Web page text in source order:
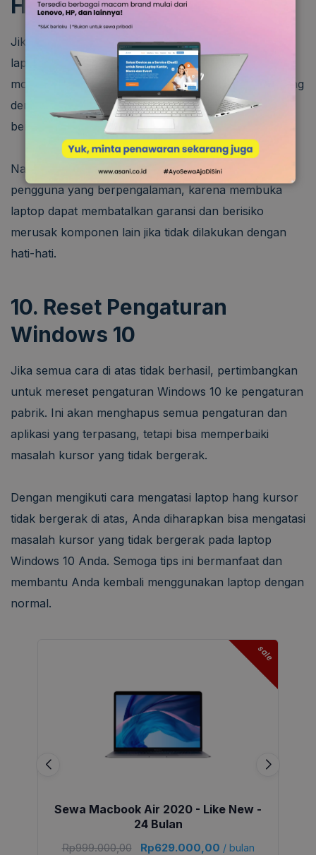
Hardware
Jika Anda merasa nyaman dengan membuka casing
laptop, coba periksa koneksi fisik dari touchpad ke
motherboard. Kabel yang longgar atau tidak terpasang
dengan benar bisa menyebabkan touchpad tidak
berfungsi.
Namun, langkah ini hanya direkomendasikan untuk
pengguna yang berpengalaman, karena membuka
laptop dapat membatalkan garansi dan berisiko
merusak komponen lain jika tidak dilakukan dengan
hati-hati.
10. Reset Pengaturan
Windows 10
Jika semua cara di atas tidak berhasil, pertimbangkan
untuk mereset pengaturan Windows 10 ke pengaturan
pabrik. Ini akan menghapus semua pengaturan dan
aplikasi yang terpasang, tetapi bisa memperbaiki
masalah kursor yang tidak bergerak.
Dengan mengikuti cara mengatasi laptop hang kursor
tidak bergerak di atas, Anda diharapkan bisa mengatasi
masalah kursor yang tidak bergerak pada laptop
Windows 10 Anda. Semoga tips ini bermanfaat dan
membantu Anda kembali menggunakan laptop dengan
normal.
sale
Sewa Macbook Air 2020 - Like New -
24 Bulan
Rp999.000,00 Rp629.000,00 / bulan